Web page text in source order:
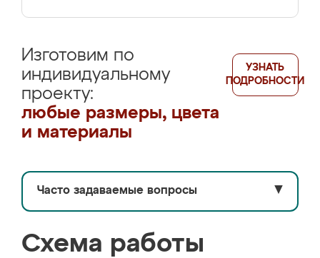
Изготовим по
индивидуальному
проекту:
любые размеры, цвета
и материалы
УЗНАТЬ
ПОДРОБНОСТИ
Часто задаваемые вопросы ▼
Схема работы